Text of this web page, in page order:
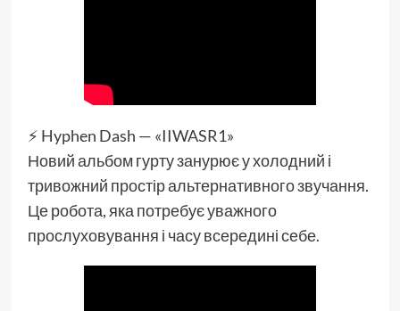
⚡️ Hyphen Dash — «IIWASR1»
Новий альбом гурту занурює у холодний і
тривожний простір альтернативного звучання.
Це робота, яка потребує уважного
прослуховування і часу всередині себе.